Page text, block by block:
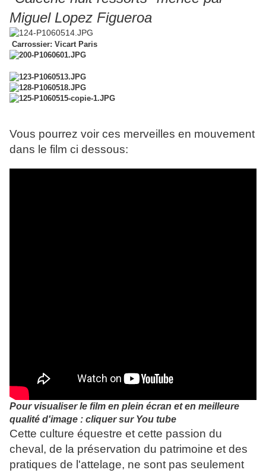
Miguel Lopez Figueroa
Carrossier: Vicart Paris
Vous pourrez voir ces merveilles en mouvement
dans le film ci dessous:
Pour visualiser le film en plein écran et en meilleure
qualité d'image : cliquer sur You tube
Cette culture équestre et cette passion du
cheval, de la préservation du patrimoine et des
pratiques de l'attelage, ne sont pas seulement